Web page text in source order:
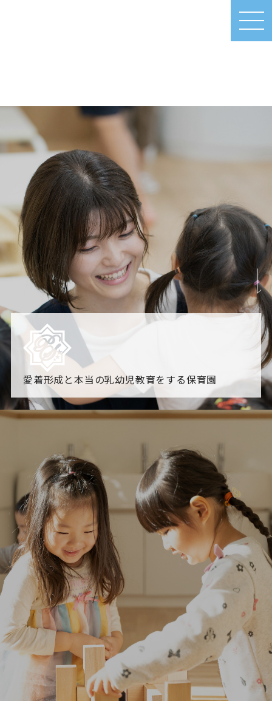
MEN
U
愛着形成と本当の乳幼児教育をする保育園
園からのお知らせ
「すくすく子育て」でリトルスター保育園が紹介されま
各園のブログ
2026.08.06 赤しそジュース作り～にじ組～2026.08.0
5 【そら組】誕生会
一覧を見る